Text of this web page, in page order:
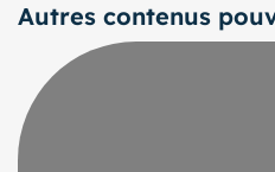
Autres contenus